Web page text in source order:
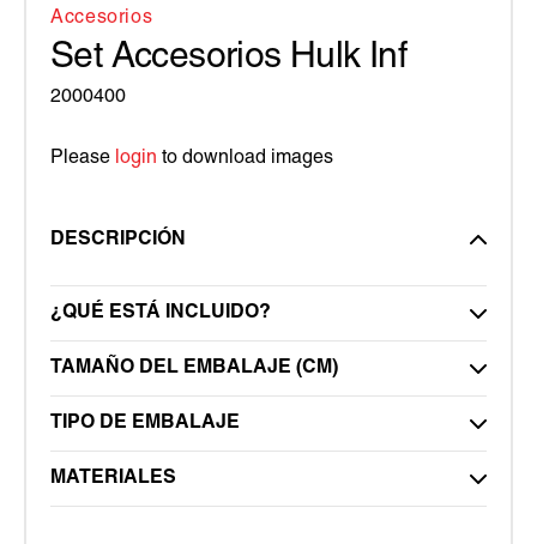
Accesorios
Set Accesorios Hulk Inf
2000400
Please login to download images
DESCRIPCIÓN
¿QUÉ ESTÁ INCLUIDO?
TAMAÑO DEL EMBALAJE (CM)
TIPO DE EMBALAJE
MATERIALES